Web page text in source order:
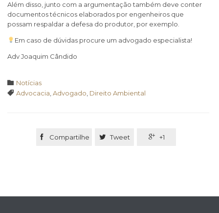
Além disso, junto com a argumentação também deve conter
documentos técnicos elaborados por engenheiros que
possam respaldar a defesa do produtor, por exemplo.
Em caso de dúvidas procure um advogado especialista!
Adv Joaquim Cândido
 Category
Notícias
 Tags
Advocacia Advogado Direito Ambiental
 Compartilhe  Tweet  +1